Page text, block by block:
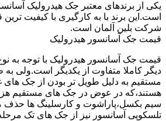
یکی از برندهای معتبر جک هیدرولیک
است.این برند با به کارگیری با کیفیت
شرکت بلین آلمان است.
قیمت جک آسانسور هیدرولیک
قیمت جک آسانسور هیدرولیک با توجه به
دیگر کاملا متفاوت از یکدیگر است.ولی
مستقیم به دلیل طویل تر بودن از جک های
هستند،که در عوض در جک های مستقیم
سیم بکسل،پاراشوت و کارسلینگ ها
تلسکوپی آسانسور نیز از جک های تک